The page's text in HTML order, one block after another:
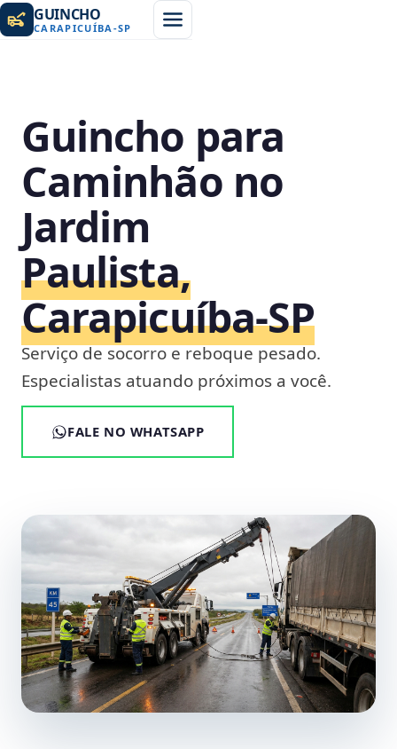
GUINCHO
CARAPICUÍBA -SP
Guincho para
Caminhão no
Jardim
Paulista,
Carapicuíba‑SP
Serviço de socorro e reboque pesado.
Especialistas atuando próximos a você.
FALE NO WHATSAPP